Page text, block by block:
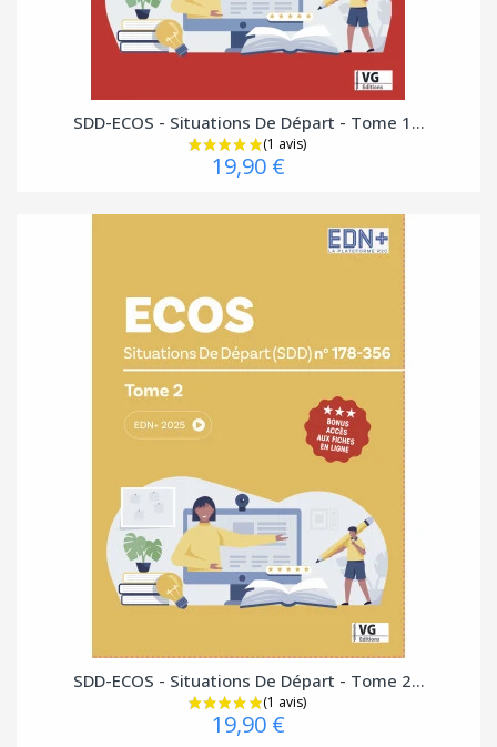
SDD-ECOS - Situations De Départ - Tome 1...
19,90 €
SDD-ECOS - Situations De Départ - Tome 2...
19,90 €